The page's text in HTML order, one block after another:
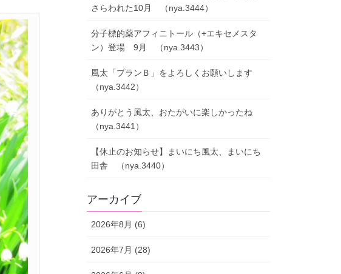
さらわれた10月 （nya.3444）
分子標的薬アフィニトール（+エキセメスタ
ン）登場 9月 （nya.3443）
風太「プランＢ」をよろしくお願いします
（nya.3442）
ありがとう風太、おたがいに楽しかったね
（nya.3441）
【休止のお知らせ】まいにち風太、まいにち
田舎 （nya.3440）
アーカイブ
2026年8月 (6)
2026年7月 (28)